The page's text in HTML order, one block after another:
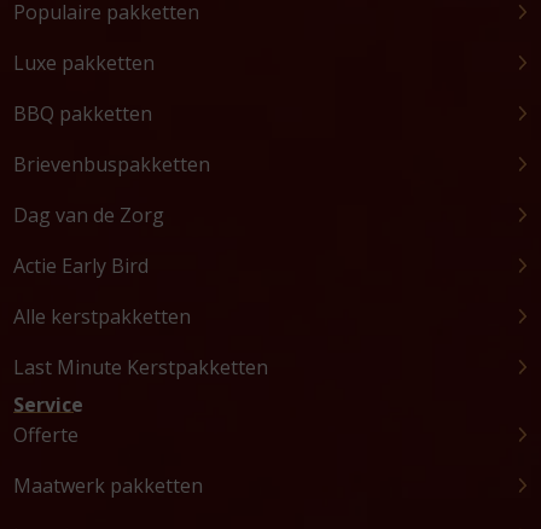
Populaire pakketten
Luxe pakketten
BBQ pakketten
Brievenbuspakketten
Dag van de Zorg
Actie Early Bird
Alle kerstpakketten
Last Minute Kerstpakketten
Service
Offerte
Maatwerk pakketten